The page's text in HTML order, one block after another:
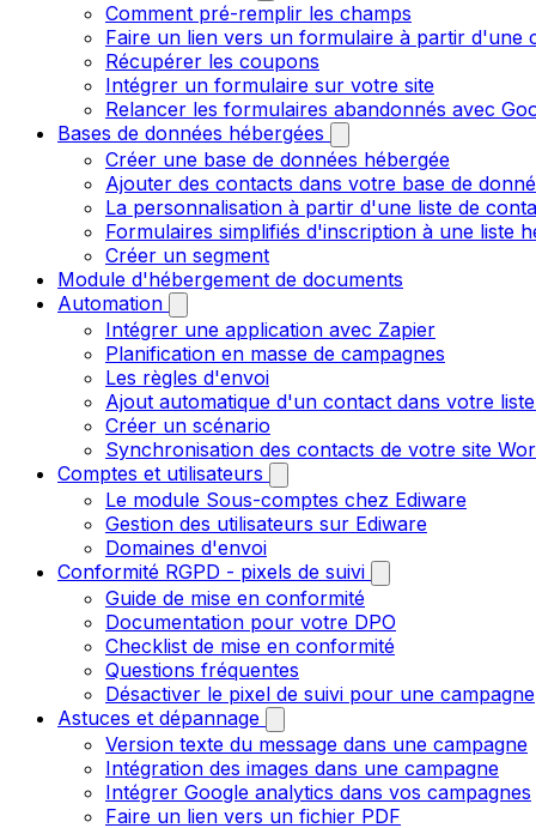
Comment pré-remplir les champs
Faire un lien vers un formulaire à partir d'une
Récupérer les coupons
Intégrer un formulaire sur votre site
Relancer les formulaires abandonnés avec
Bases de données hébergées
Créer une base de données hébergée
Ajouter des contacts dans votre base de
La personnalisation à partir d'une liste de
Formulaires simplifiés d'inscription à une liste
Créer un segment
Module d'hébergement de documents
Automation
Intégrer une application avec Zapier
Planification en masse de campagnes
Les règles d'envoi
Ajout automatique d'un contact dans votre
Créer un scénario
Synchronisation des contacts de votre site
Comptes et utilisateurs
Le module Sous-comptes chez Ediware
Gestion des utilisateurs sur Ediware
Domaines d'envoi
Conformité RGPD - pixels de suivi
Guide de mise en conformité
Documentation pour votre DPO
Checklist de mise en conformité
Questions fréquentes
Désactiver le pixel de suivi pour une campagne
Astuces et dépannage
Version texte du message dans une campagne
Intégration des images dans une campagne
Intégrer Google analytics dans vos campagnes
Faire un lien vers un fichier PDF